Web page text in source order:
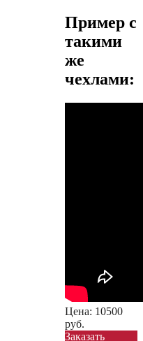
Пример с
такими
же
чехлами:
Цена: 10500
руб.
Заказать